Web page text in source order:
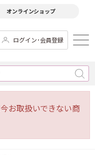
オンラインショップ
ログイン･会員登録
お取扱いできない商